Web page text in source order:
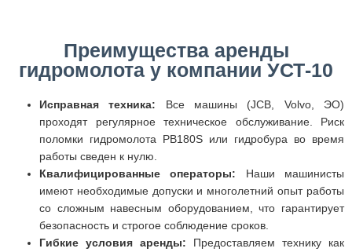
Преимущества аренды
гидромолота у компании УСТ-10
Исправная техника: Все машины (JCB, Volvo, ЭО)
проходят регулярное техническое обслуживание. Риск
поломки гидромолота PB180S или гидробура во время
работы сведен к нулю.
Квалифицированные операторы: Наши машинисты
имеют необходимые допуски и многолетний опыт работы
со сложным навесным оборудованием, что гарантирует
безопасность и строгое соблюдение сроков.
Гибкие условия аренды: Предоставляем технику как